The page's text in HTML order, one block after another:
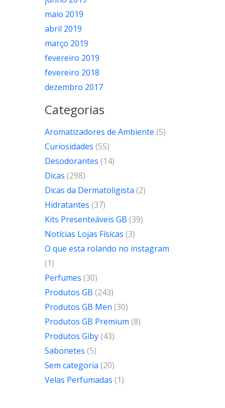
maio 2019
abril 2019
março 2019
fevereiro 2019
fevereiro 2018
dezembro 2017
Categorias
Aromatizadores de Ambiente (5)
Curiosidades (55)
Desodorantes (14)
Dicas (298)
Dicas da Dermatoligista (2)
Hidratantes (37)
Kits Presenteáveis GB (39)
Notícias Lojas Físicas (3)
O que esta rolando no instagram
(1)
Perfumes (30)
Produtos GB (243)
Produtos GB Men (30)
Produtos GB Premium (8)
Produtos Giby(43)
Sabonetes (5)
Sem categoria (20)
Velas Perfumadas (1)